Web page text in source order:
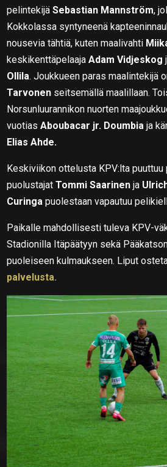
pelintekijäSebastian Mannström,
Kokkolassa syntyneenä
nousevia tähtiä, kuten maalivahti
keskikenttäpelaajaAdam Vidjeskog
Ollila. Joukkueen paras maalintekijä
Tarvonen seitsemällä maalillaan.
Norsunluurannikon nuorten
vuotiasAboubacar jr. Doumbia ja
Elias Ahde.
Keskiviikon ottelusta KPV:lta
puolustajatTommi Saarinen ja
Curinga puolestaan vapautuu
Paikalle mahdollisesti tuleva KPV-
Stadionilla Itäpäätyyn sekä
puoleiseen kulmaukseen. Liput
palvelusta.